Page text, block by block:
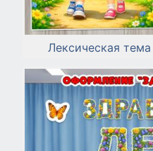
Лексическая